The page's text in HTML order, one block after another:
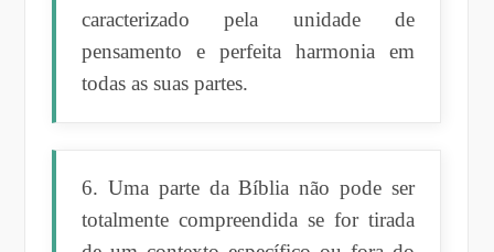
caracterizado pela unidade de
pensamento e perfeita harmonia em
todas as suas partes.
6. Uma parte da Bíblia não pode ser
totalmente compreendida se for tirada